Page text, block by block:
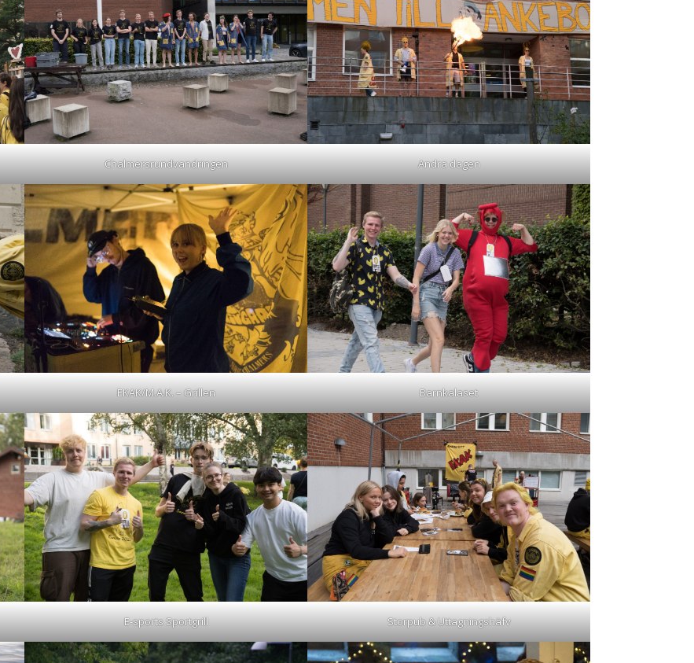
Chalmersrundvandringen Andra dagen
EKAK/M.A.K. – Grillen Barnkalaset
E-sports Sportgrill Storpub & Uttagningshäfv